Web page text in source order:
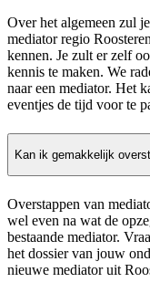
Over het algemeen zul
mediator regio
kennen. Je zult er zelf
kennis te maken. We
naar een mediator. Het
eventjes de tijd voor te
Kan ik gemakkelijk
Overstappen van
wel even na wat de
bestaande mediator.
het dossier van jouw
nieuwe mediator uit